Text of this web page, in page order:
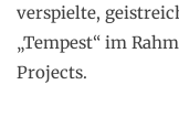
verspielte,
„Tempest“ im
Projects.